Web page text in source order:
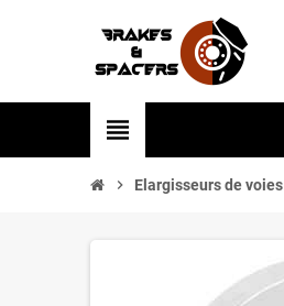
view_headline
chevron_right Elargisseurs de voies